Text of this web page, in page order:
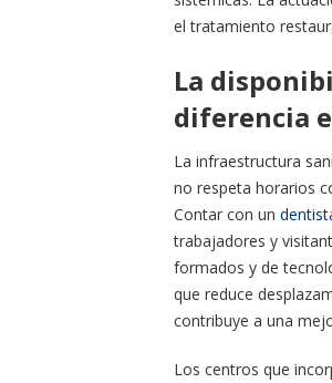
el tratamiento
La
diferencia
La infraestructura
no respeta horarios
Contar con un
trabajadores y
formados y de
que reduce
contribuye a una
Los centros que